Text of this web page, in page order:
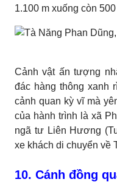
1.100 m xuống còn
Cảnh vật ấn tượng
đác hàng thông xanh
cảnh quan kỳ vĩ mà
của hành trình là xã
ngã tư Liên Hương
xe khách di chuyển về
10. Cánh đồng